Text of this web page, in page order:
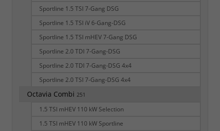
Sportline 1.5 TSI 7-Gang DSG
Sportline 1.5 TSI iV 6-Gang-DSG
Sportline 1.5 TSI mHEV 7-Gang DSG
Sportline 2.0 TDI 7-Gang-DSG
Sportline 2.0 TDI 7-Gang-DSG 4x4
Sportline 2.0 TSI 7-Gang-DSG 4x4
Octavia Combi 251
1.5 TSI mHEV 110 kW Selection
1.5 TSI mHEV 110 kW Sportline